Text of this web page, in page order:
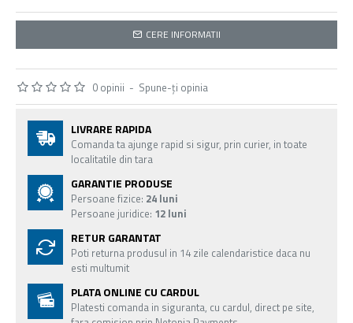
0 opinii - Spune-ţi opinia
CERE INFORMATII
LIVRARE RAPIDA
Comanda ta ajunge rapid si sigur, prin curier, in toate
localitatile din tara
GARANTIE PRODUSE
Persoane fizice: 24 luni
Persoane juridice: 12 luni
RETUR GARANTAT
Poti returna produsul in 14 zile calendaristice daca nu
esti multumit
PLATA ONLINE CU CARDUL
Platesti comanda in siguranta, cu cardul, direct pe site,